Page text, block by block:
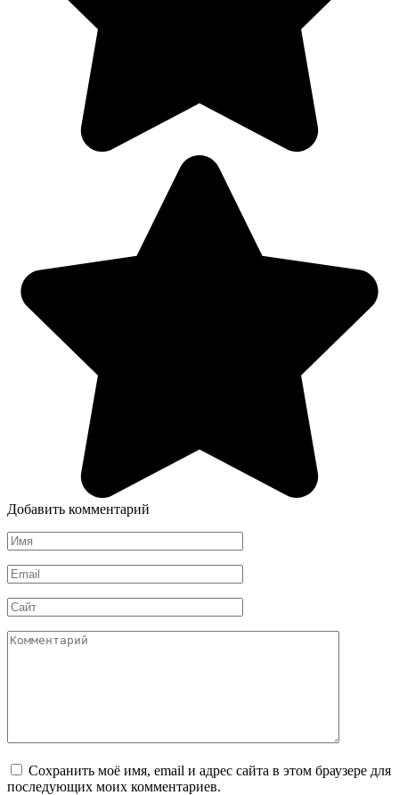
Добавить комментарий
Имя
*
Email
*
Сайт
Комментарий
Сохранить моё имя, email и адрес сайта в этом браузере для
последующих моих комментариев.